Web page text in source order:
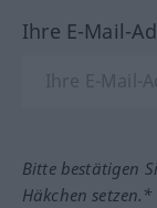
Ihre E-Mail-
Bitte bestätigen
Häkchen setzen.*